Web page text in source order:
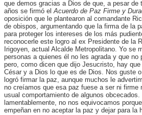
que demos gracias a Dios de que, a pesar
años se firmó el Acuerdo de Paz Firme y
oposición que le plantearon al comandante
de obispos, argumentando que la firma de la
para proteger los intereses de los más
reconocerle este logro al ex Presidente de la
Irigoyen, actual Alcalde Metropolitano. Yo se
personas a quienes él no les agrada y que no
pero, como dicen que dijo Jesucristo, hay
César y a Dios lo que es de Dios. Nos guste
logró firmar la paz, aunque muchos le
no creíamos que esa paz fuese a ser ni firme
usual comportamiento de algunos obcecados.
lamentablemente, no nos equivocamos
empeñan en no aceptar la paz y dejar para la